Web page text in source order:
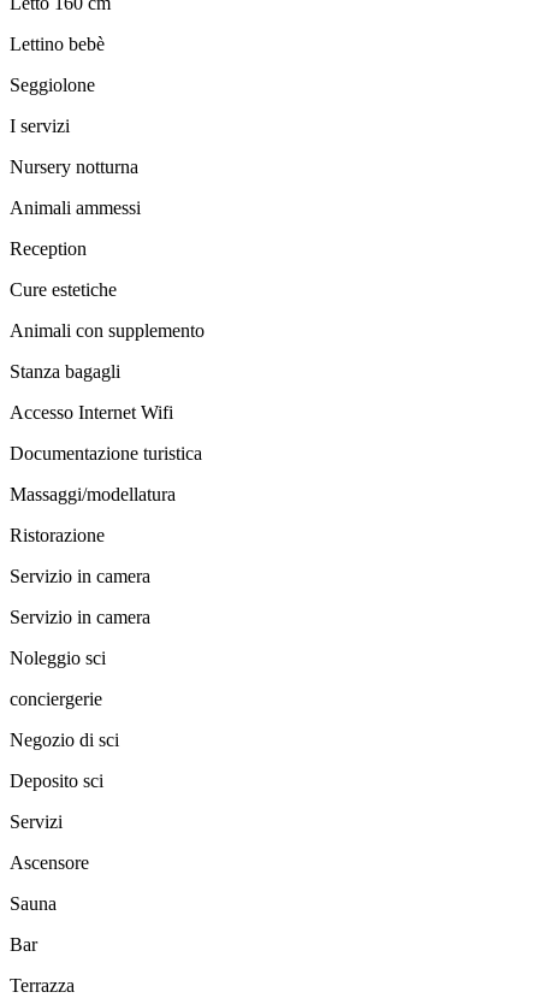
Lettino bebè
Seggiolone
I servizi
Nursery notturna
Animali ammessi
Reception
Cure estetiche
Animali con supplemento
Stanza bagagli
Accesso Internet Wifi
Documentazione turistica
Massaggi/modellatura
Ristorazione
Servizio in camera
Servizio in camera
Noleggio sci
conciergerie
Negozio di sci
Deposito sci
Servizi
Ascensore
Sauna
Bar
Terrazza